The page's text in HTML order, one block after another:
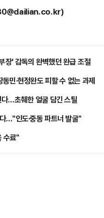
’ 감독의 완벽했던 완급 조절
민·현정완도 피할 수 없는 과제
다…초췌한 얼굴 담긴 스틸
…"인도·중동 파트너 발굴"
수료"